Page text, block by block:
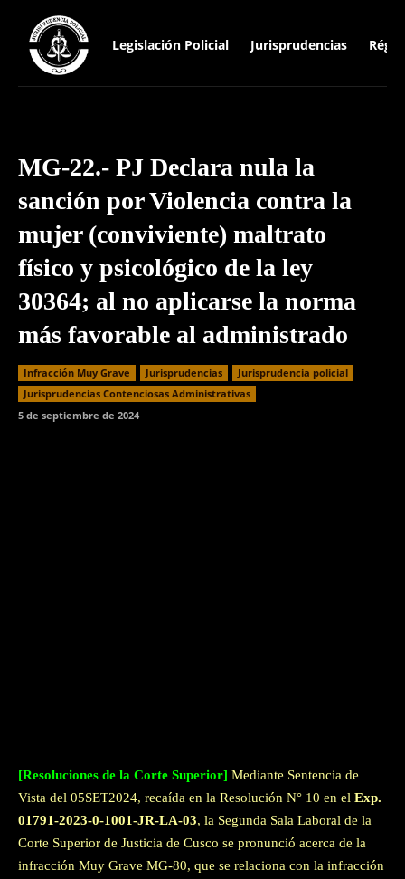
Legislación Policial Jurisprudencias
MG-22.- PJ Declara nula la
sanción por Violencia contra la
mujer (conviviente) maltrato
físico y psicológico de la ley
30364; al no aplicarse la norma
más favorable al administrado
Infracción Muy Grave Jurisprudencias
Jurisprudencia policial
Jurisprudencias Contenciosas Administrativas
5 de septiembre de 2024
[Resoluciones de la Corte Superior] Mediante Sentencia de
Vista del 05SET2024, recaída en la Resolución N° 10 en el Exp.
01791-2023-0-1001-JR-LA-03, la Segunda Sala Laboral de la
Corte Superior de Justicia de Cusco se pronunció acerca de la
infracción Muy Grave MG-80, que se relaciona con la infracción